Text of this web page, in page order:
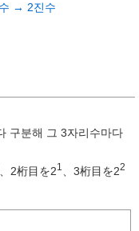
→ 2진수
구분해 그 3자리수마다
、2桁目を21 、3桁目を22